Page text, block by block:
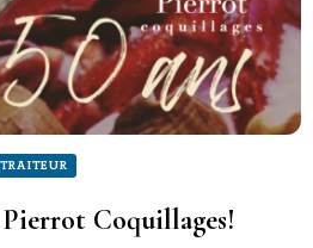
Pierrot Coquillages!